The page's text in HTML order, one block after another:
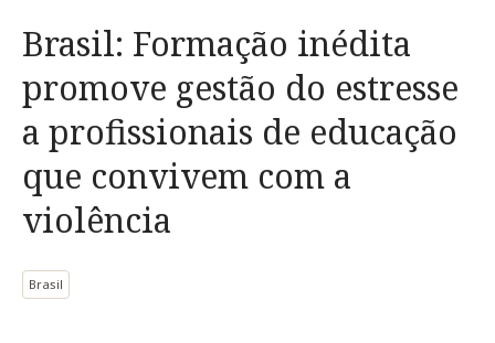
Brasil: Formação inédita
promove gestão do estresse
a profissionais de educação
que convivem com a
violência
Brasil